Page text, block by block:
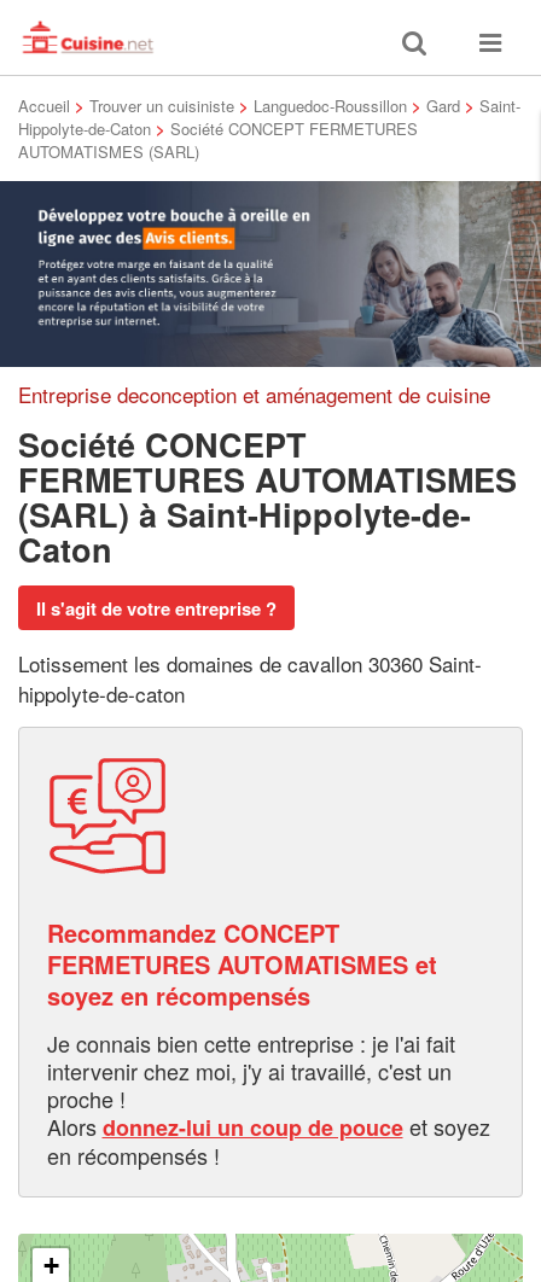
Toggle
search
Toggle
Accueil > Trouver un cuisiniste > Languedoc-Roussillon > Gard > Saint-
Hippolyte-de-Caton > Société CONCEPT FERMETURES
AUTOMATISMES (SARL)
Entreprise deconception et aménagement de cuisine
Société CONCEPT
FERMETURES AUTOMATISMES
(SARL) à Saint-Hippolyte-de-
Caton
Il s'agit de votre entreprise ?
Lotissement les domaines de cavallon 30360 Saint-
hippolyte-de-caton
Recommandez CONCEPT
FERMETURES AUTOMATISMES et
soyez en récompensés
Je connais bien cette entreprise : je l'ai fait
intervenir chez moi, j'y ai travaillé, c'est un
proche !
Alorsdonnez-lui un coup de pouceet soyez
en récompensés !
+